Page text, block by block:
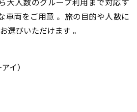
車両をご用意 。旅の目的や人数に
選びいただけます 。
イ）